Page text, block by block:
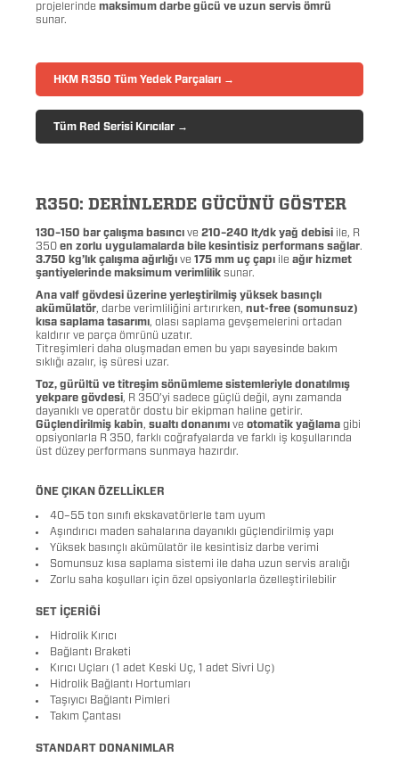
projelerinde maksimum darbe gücü ve uzun servis ömrü
sunar.
HKM R350 Tüm Yedek Parçaları →
Tüm Red Serisi Kırıcılar →
R350: DERİNLERDE GÜCÜNÜ GÖSTER
130–150 bar çalışma basıncı ve 210–240 lt/dk yağ debisi ile, R
350 en zorlu uygulamalarda bile kesintisiz performans sağlar.
3.750 kg’lık çalışma ağırlığı ve 175 mm uç çapı ile ağır hizmet
şantiyelerinde maksimum verimlilik sunar.
Ana valf gövdesi üzerine yerleştirilmiş yüksek basınçlı
akümülatör, darbe verimliliğini artırırken, nut-free (somunsuz)
kısa saplama tasarımı, olası saplama gevşemelerini ortadan
kaldırır ve parça ömrünü uzatır.
Titreşimleri daha oluşmadan emen bu yapı sayesinde bakım
sıklığı azalır, iş süresi uzar.
Toz, gürültü ve titreşim sönümleme sistemleriyle donatılmış
yekpare gövdesi, R 350’yi sadece güçlü değil, aynı zamanda
dayanıklı ve operatör dostu bir ekipman haline getirir.
Güçlendirilmiş kabin, sualtı donanımı ve otomatik yağlama gibi
opsiyonlarla R 350, farklı coğrafyalarda ve farklı iş koşullarında
üst düzey performans sunmaya hazırdır.
ÖNE ÇIKAN ÖZELLİKLER
40–55 ton sınıfı ekskavatörlerle tam uyum
Aşındırıcı maden sahalarına dayanıklı güçlendirilmiş yapı
Yüksek basınçlı akümülatör ile kesintisiz darbe verimi
Somunsuz kısa saplama sistemi ile daha uzun servis aralığı
Zorlu saha koşulları için özel opsiyonlarla özelleştirilebilir
SET İÇERİĞİ
Hidrolik Kırıcı
Bağlantı Braketi
Kırıcı Uçları (1 adet Keski Uç, 1 adet Sivri Uç)
Hidrolik Bağlantı Hortumları
Taşıyıcı Bağlantı Pimleri
Takım Çantası
STANDART DONANIMLAR